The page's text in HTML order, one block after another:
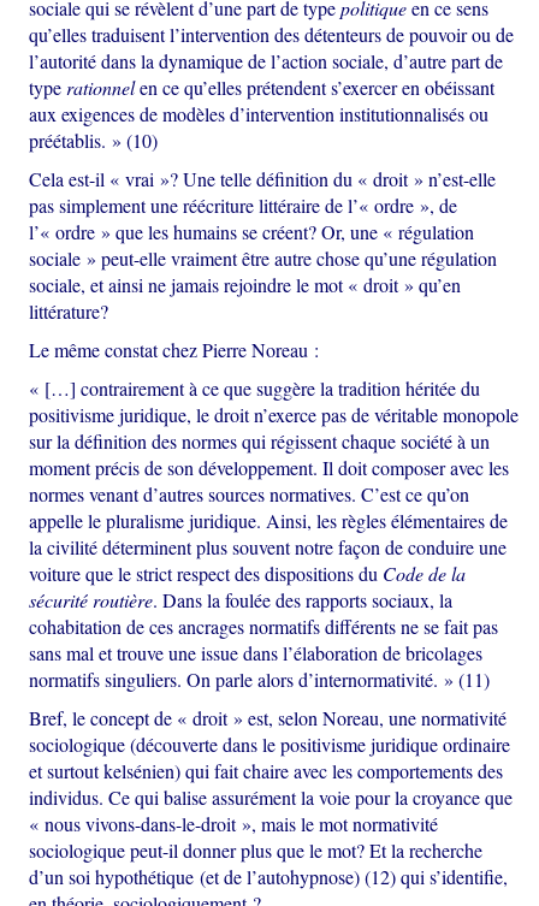
sociale qui se révèlent d’une part de typepolitiqueen ce sens
qu’elles traduisent l’intervention des détenteurs de pouvoir ou de
l’autorité dans la dynamique de l’action sociale, d’autre part de
type rationnelen ce qu’elles prétendent s’exercer en obéissant
aux exigences de modèles d’intervention institutionnalisés ou
préétablis. » (10)
Cela est-il « vrai »? Une telle définition du « droit » n’est-elle
pas simplement une réécriture littéraire de l’« ordre », de
l’« ordre » que les humains se créent? Or, une « régulation
sociale » peut-elle vraiment être autre chose qu’une régulation
sociale, et ainsi ne jamais rejoindre le mot « droit » qu’en
littérature?
Le même constat chez Pierre Noreau :
« […] contrairement à ce que suggère la tradition héritée du
positivisme juridique, le droit n’exerce pas de véritable monopole
sur la définition des normes qui régissent chaque société à un
moment précis de son développement. Il doit composer avec les
normes venant d’autres sources normatives. C’est ce qu’on
appelle le pluralisme juridique. Ainsi, les règles élémentaires de
la civilité déterminent plus souvent notre façon de conduire une
voiture que le strict respect des dispositions du Code de la
sécurité routière. Dans la foulée des rapports sociaux, la
cohabitation de ces ancrages normatifs différents ne se fait pas
sans mal et trouve une issue dans l’élaboration de bricolages
normatifs singuliers. On parle alors d’internormativité. » (11)
Bref, le concept de « droit » est, selon Noreau, une normativité
sociologique (découverte dans le positivisme juridique ordinaire
et surtout kelsénien) qui fait chaire avec les comportements des
individus. Ce qui balise assurément la voie pour la croyance que
« nous vivons-dans-le-droit », mais le mot normativité
sociologique peut-il donner plus que le mot? Et la recherche
d’un soi hypothétique (et de l’autohypnose) (12) qui s’identifie,